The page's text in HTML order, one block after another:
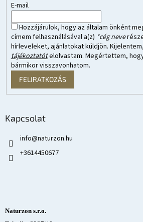
E-mail
Hozzájárulok, hogy az általam önként
címem felhasználásával a(z) *cég neve
hírleveleket, ajánlatokat küldjön.
tájékoztatótelolvastam. Megértettem,
bármikor visszavonhatom.
FELIRATKOZÁS
Kapcsolat
info@naturzon.hu
+3614450677
Naturzon s.r.o.